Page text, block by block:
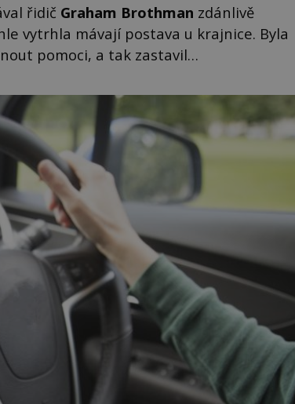
řidič Graham Brothman zdánlivě
vytrhla mávají postava u krajnice. Byla
pomoci, a tak zastavil…